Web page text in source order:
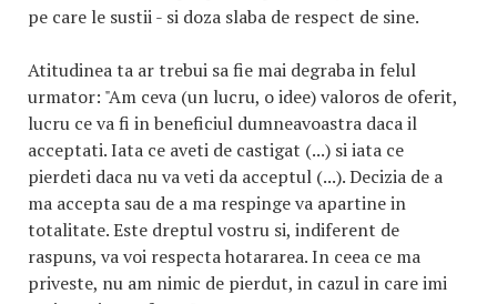
pe care le sustii - si doza slaba de respect de sine.
Atitudinea ta ar trebui sa fie mai degraba in felul
urmator: "Am ceva (un lucru, o idee) valoros de oferit,
lucru ce va fi in beneficiul dumneavoastra daca il
acceptati. Iata ce aveti de castigat (...) si iata ce
pierdeti daca nu va veti da acceptul (...). Decizia de a
ma accepta sau de a ma respinge va apartine in
totalitate. Este dreptul vostru si, indiferent de
raspuns, va voi respecta hotararea. In ceea ce ma
priveste, nu am nimic de pierdut, in cazul in care imi